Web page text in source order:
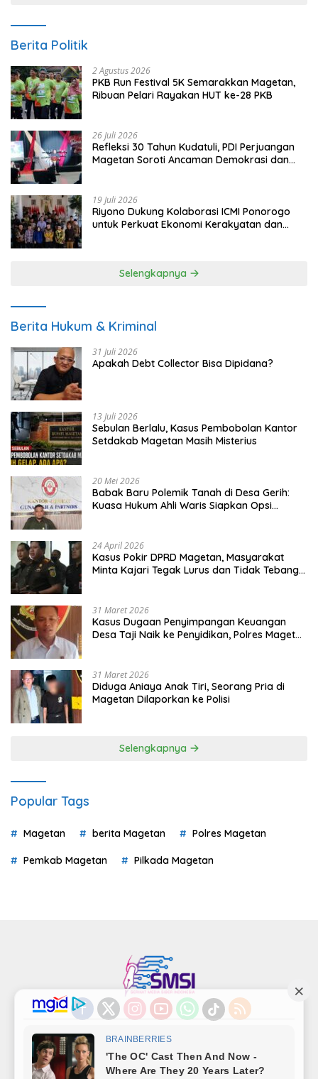
Berita Politik
2 Agustus 2026
PKB Run Festival 5K Semarakkan Magetan,
Ribuan Pelari Rayakan HUT ke-28 PKB
26 Juli 2026
Refleksi 30 Tahun Kudatuli, PDI Perjuangan
Magetan Soroti Ancaman Demokrasi dan
19 Juli 2026
Riyono Dukung Kolaborasi ICMI Ponorogo
untuk Perkuat Ekonomi Kerakyatan dan
Selengkapnya
Berita Hukum & Kriminal
31 Juli 2026
Apakah Debt Collector Bisa Dipidana?
13 Juli 2026
Sebulan Berlalu, Kasus Pembobolan Kantor
Setdakab Magetan Masih Misterius
20 Mei 2026
Babak Baru Polemik Tanah di Desa Gerih:
Kuasa Hukum Ahli Waris Siapkan Opsi
24 April 2026
Kasus Pokir DPRD Magetan, Masyarakat
Minta Kajari Tegak Lurus dan Tidak Tebang
31 Maret 2026
Kasus Dugaan Penyimpangan Keuangan
Desa Taji Naik ke Penyidikan, Polres Magetan
31 Maret 2026
Diduga Aniaya Anak Tiri, Seorang Pria di
Magetan Dilaporkan ke Polisi
Selengkapnya
Popular Tags
Magetan berita Magetan Polres Magetan
Pemkab Magetan Pilkada Magetan
Indeks Kode Etik Privacy Policy
Redaksi
Disclaimer
Pedoman Media Siber